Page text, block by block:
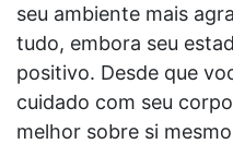
seu ambiente mais
tudo, embora seu
positivo. Desde que
cuidado com seu
melhor sobre si